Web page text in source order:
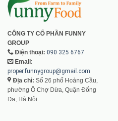
CÔNG TY CỔ PHẦN FUNNY
GROUP
Điện thoại: 090 325 6767
Email:
proper.funnygroup@gmail.com
Địa chỉ: Số 26 phố Hoàng Cầu,
phường Ô Chợ Dừa, Quận Đống
Đa, Hà Nội